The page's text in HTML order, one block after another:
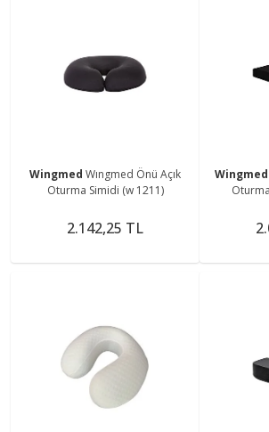
Wingmed Wıngmed Önü Açık
Oturma Simidi (w 1211)
2.142,25 TL
Wingmed